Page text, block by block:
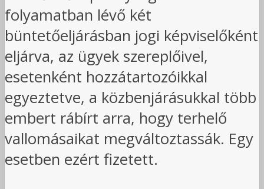
folyamatban lévő két
büntetőeljárásban jogi képviselőként
eljárva, az ügyek szereplőivel,
esetenként hozzátartozóikkal
egyeztetve, a közbenjárásukkal több
embert rábírt arra, hogy terhelő
vallomásaikat megváltoztassák. Egy
esetben ezért fizetett.